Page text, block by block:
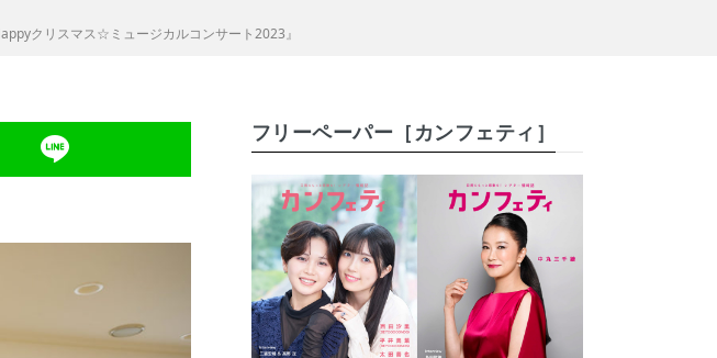
クリスマス☆ミュージカルコンサート2023』
フリーペーパー［カンフェティ］